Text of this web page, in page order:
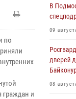
по
граждан и
В
09
дверей
08